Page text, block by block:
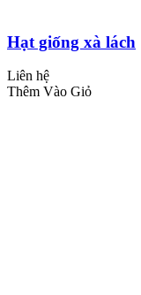
Hạt giống xà lách
Liên hệ
Thêm Vào Giỏ